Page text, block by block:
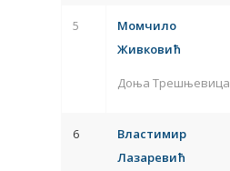
5
Момчило
Живковић
Доња Трешњевица
6
Властимир
Лазаревић